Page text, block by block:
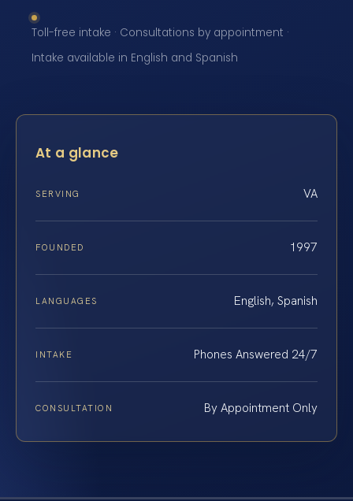
Toll-free intake · Consultations by appointment ·
Intake available in English and Spanish
At a glance
SERVING VA
FOUNDED 1997
LANGUAGES English, Spanish
INTAKE Phones Answered 24/7
CONSULTATION By Appointment Only